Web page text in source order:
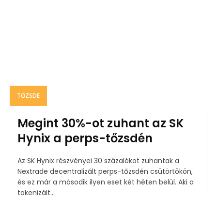
TŐZSDE
Megint 30%-ot zuhant az SK
Hynix a perps-tőzsdén
Az SK Hynix részvényei 30 százalékot zuhantak a
Nextrade decentralizált perps-tőzsdén csütörtökön,
és ez már a második ilyen eset két héten belül. Aki a
tokenizált...